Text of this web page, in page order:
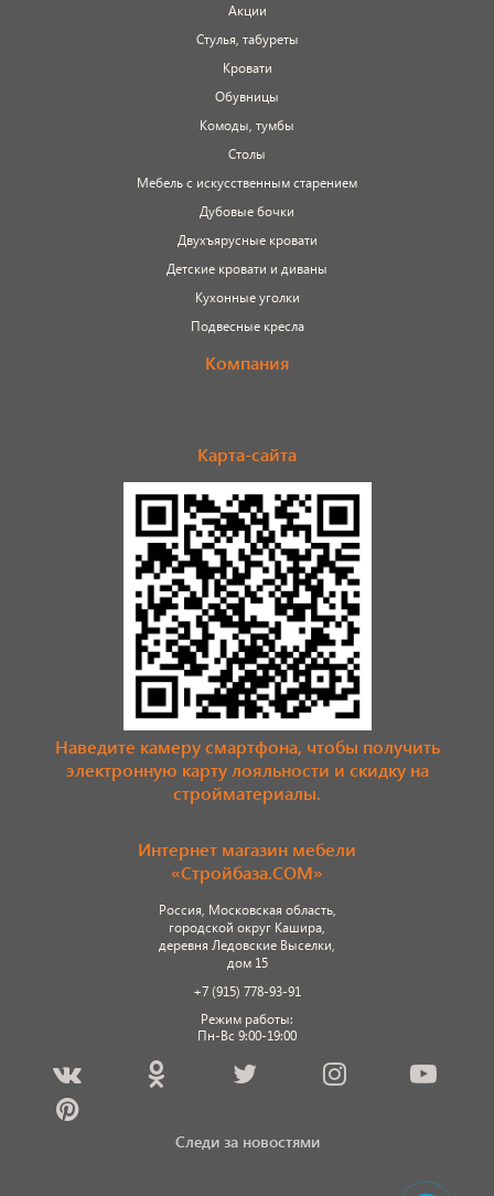
Акции
Стулья, табуреты
Кровати
Обувницы
Комоды, тумбы
Столы
Мебель с искусственным старением
Дубовые бочки
Двухъярусные кровати
Детские кровати и диваны
Кухонные уголки
Подвесные кресла
Компания
Карта-сайта
Наведите камеру смартфона, чтобы получить
электронную карту лояльности и скидку на
стройматериалы.
Интернет магазин мебели
«Стройбаза.COM»
Россия, Московская область,
городской округ Кашира,
деревня Ледовские Выселки,
дом 15
+7 (915) 778-93-91
Режим работы:
Пн-Вс 9:00-19:00
Следи за новостями